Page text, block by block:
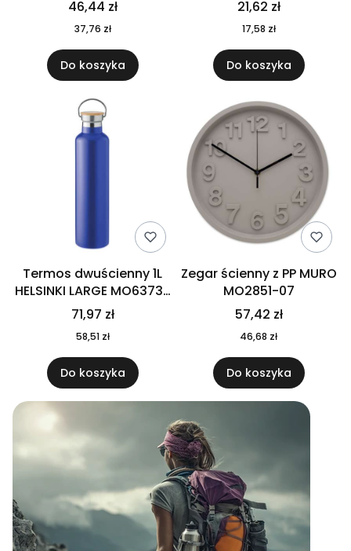
pochodzącej z
recyklingu 520 ml 94294
46,44 zł
37,76 zł
Do koszyka
21,62 zł
17,58 zł
Do koszyka
Termos dwuścienny 1L
HELSINKI LARGE MO6373-
04
71,97 zł
58,51 zł
Do koszyka
Zegar ścienny z PP MURO
MO2851-07
57,42 zł
46,68 zł
Do koszyka